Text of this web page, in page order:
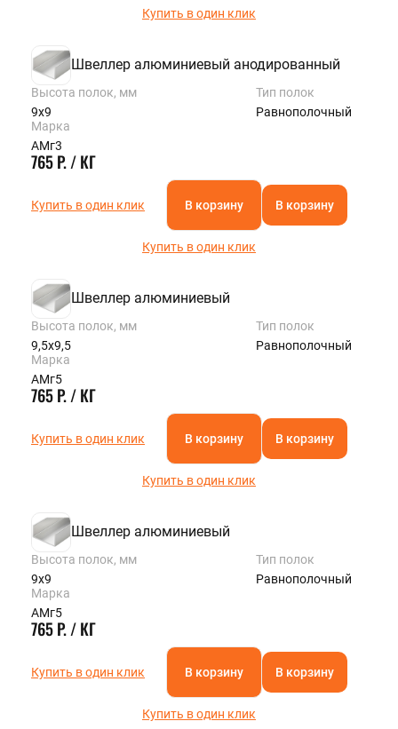
Купить в один клик
Швеллер алюминиевый анодированный
Высота полок, мм
9х9
Тип полок
Равнополочный
Марка
АМг3
765 Р. / КГ
Купить в один клик В корзину В корзину
Купить в один клик
Швеллер алюминиевый
Высота полок, мм
9,5х9,5
Тип полок
Равнополочный
Марка
АМг5
765 Р. / КГ
Купить в один клик В корзину В корзину
Купить в один клик
Швеллер алюминиевый
Высота полок, мм
9х9
Тип полок
Равнополочный
Марка
АМг5
765 Р. / КГ
Купить в один клик В корзину В корзину
Купить в один клик